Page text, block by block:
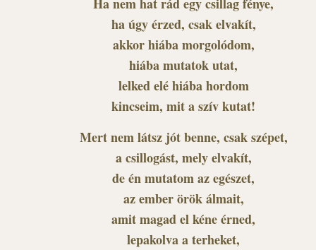
ha úgy érzed, csak elvakít,
akkor hiába morgolódom,
hiába mutatok utat,
lelked elé hiába hordom
kincseim, mit a szív kutat!
Mert nem látsz jót benne, csak szépet,
a csillogást, mely elvakít,
de én mutatom az egészet,
az ember örök álmait,
amit magad el kéne érned,
lepakolva a terheket,